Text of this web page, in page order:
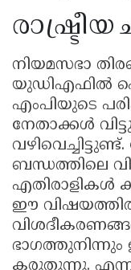
നിയമസഭാ
യുഡിഎഫിൽ
എംപിയുടെ
നേതാക്കൾ
ബന്ധത്തിലെ
എതിരാളികൾ
ഈ
ഭാഗത്തുനിന്നും